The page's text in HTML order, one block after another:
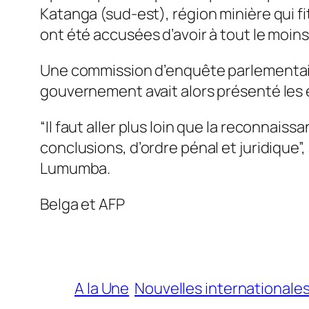
Katanga (sud-est), région minière qui
ont été accusées d’avoir à tout le
Une commission d’enquête
gouvernement avait alors présenté les
“Il faut aller plus loin que la
conclusions, d’ordre pénal et
Lumumba.
Belga et AFP
A la Une Nouvelles